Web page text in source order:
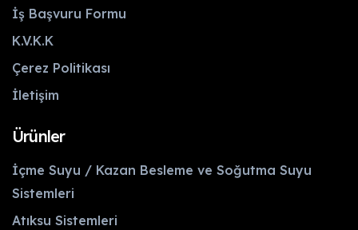
İş Başvuru Formu
K.V.K.K
Çerez Politikası
İletişim
Ürünler
İçme Suyu / Kazan Besleme ve Soğutma Suyu
Sistemleri
Atıksu Sistemleri